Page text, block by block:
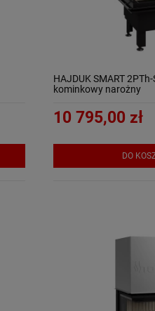
HAJDUK SMART
kominkowy narożny
10 795,00 zł
DO